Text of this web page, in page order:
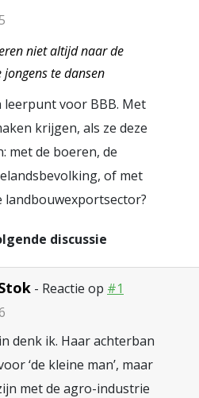
niet altijd naar de
te dansen
leerpunt voor BBB. Met
krijgen, als ze deze
met de boeren, de
of met
discussie
- Reactie op #1
denk ik. Haar achterban
‘de kleine man’, maar
met de agro-industrie